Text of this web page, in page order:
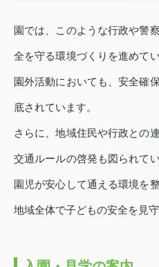
園では、このような行政や警
全を守る環境づくりを進めて
園外活動においても、安全確
底されています。
さらに、地域住民や行政との
交通ルールの啓発も図られて
園児が安心して通える環境を
地域全体で子どもの安全を見